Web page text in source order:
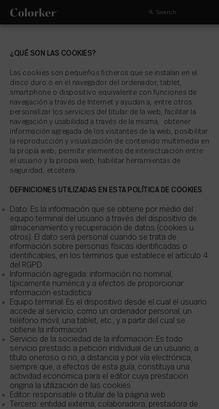
Search
¿QUÉ SON LAS COOKIES?
Las cookies son pequeños ficheros que se instalan en el
disco duro o en el navegador del ordenador, tablet,
smartphone o dispositivo equivalente con funciones de
navegación a través de Internet y ayudan a, entre otros:
personalizar los servicios del titular de la web, facilitar la
navegación y usabilidad a través de la misma, obtener
información agregada de los visitantes de la web, posibilitar
la reproducción y visualización de contenido multimedia en
la propia web, permitir elementos de interactuación entre
el usuario y la propia web, habilitar herramientas de
seguridad, etcétera.
DEFINICIONES UTILIZADAS EN ESTA POLÍTICA DE COOKIES
Dato: Es la información que se obtiene por medio del
equipo terminal del usuario a través del dispositivo de
almacenamiento y recuperación de datos (cookies u
otros). El dato será personal cuando se trata de
información sobre personas físicas identificadas o
identificables, en los términos que establece el artículo 4
del RGPD
Información agregada: información no nominal,
típicamente numérica y a efectos de proporcionar
información estadística
Equipo terminal: Es el dispositivo desde el cual el usuario
accede al servicio, como un ordenador personal, un
teléfono móvil, una tablet, etc., y a partir del cual se
obtiene la información
Servicio de la sociedad de la información: Es todo
servicio prestado a petición individual de un usuario, a
título oneroso o no, a distancia y por vía electrónica,
siempre que, a efectos de esta guía, constituya una
actividad económica para el editor cuya prestación
origina la utilización de las cookies
Editor: responsable o titular de la página web
Tercero: entidad externa, colaboradora, prestadora de